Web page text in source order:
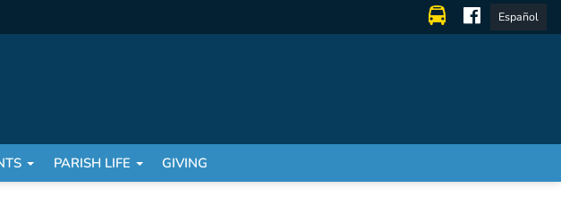
Español
PARISH LIFE GIVING